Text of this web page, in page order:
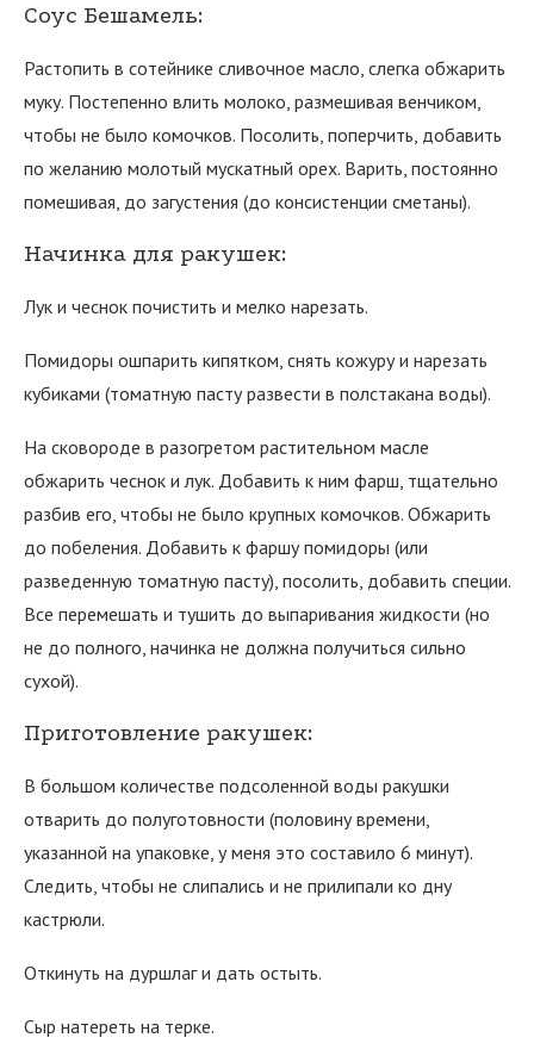
Соус Бешамель:
Растопить в сотейнике сливочное масло, слегка обжарить
муку. Постепенно влить молоко, размешивая венчиком,
чтобы не было комочков. Посолить, поперчить, добавить
по желанию молотый мускатный орех. Варить, постоянно
помешивая, до загустения (до консистенции сметаны).
Начинка для ракушек:
Лук и чеснок почистить и мелко нарезать.
Помидоры ошпарить кипятком, снять кожуру и нарезать
кубиками (томатную пасту развести в полстакана воды).
На сковороде в разогретом растительном масле
обжарить чеснок и лук. Добавить к ним фарш, тщательно
разбив его, чтобы не было крупных комочков. Обжарить
до побеления. Добавить к фаршу помидоры (или
разведенную томатную пасту), посолить, добавить специи.
Все перемешать и тушить до выпаривания жидкости (но
не до полного, начинка не должна получиться сильно
сухой).
Приготовление ракушек:
В большом количестве подсоленной воды ракушки
отварить до полуготовности (половину времени,
указанной на упаковке, у меня это составило 6 минут).
Следить, чтобы не слипались и не прилипали ко дну
кастрюли.
Откинуть на дуршлаг и дать остыть.
Сыр натереть на терке.